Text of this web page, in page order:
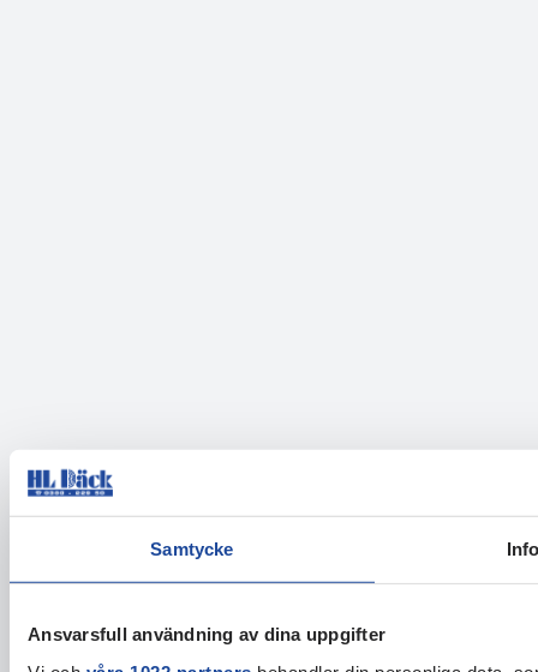
Samtycke
Ansvarsfull användning av dina uppgifter